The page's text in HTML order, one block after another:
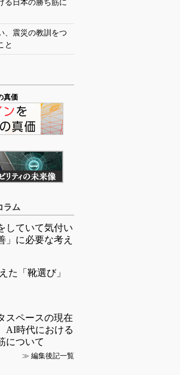
日本の勝ち筋に
、震災の教訓をつ
と
真価
ラム
していて気付い
」に必要な考え
た「靴選び」
スペースの現在
時代における
について
≫ 編集後記一覧